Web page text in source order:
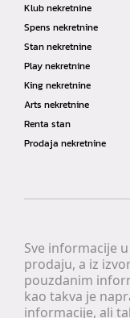
Sve informacije
prodaju, a iz
pouzdanim
kao takva je
informacije, ali
Klub nekretnine
Spens nekretnine
Stan nekretnine
Play nekretnine
King nekretnine
Arts nekretnine
Renta stan
Prodaja nekretnine